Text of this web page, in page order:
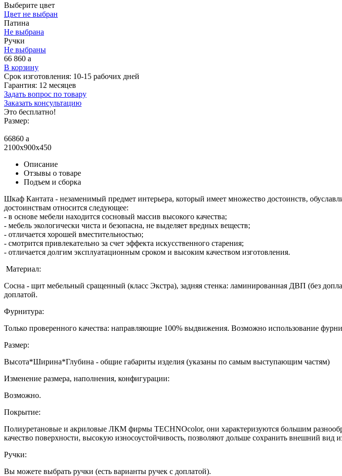
Выберите цвет
Цвет не выбран
Патина
Не выбрана
Ручки
Не выбраны
66 860 a
В корзину
Срок изготовления: 10-15 рабочих дней
Гарантия: 12 месяцев
Задать вопрос по товару
Заказать консультацию
Это бесплатно!
Размер:
66860 a
2100x900x450
Описание
Отзывы о товаре
Подъем и сборка
Шкаф Кантата - незаменимый предмет интерьера, который имеет множество достоинств,
достоинствам относится следующее:
- в основе мебели находится сосновый массив высокого качества;
- мебель экологически чиста и безопасна, не выделяет вредных веществ;
- отличается хорошей вместительностью;
- смотрится привлекательно за счет эффекта искусственного старения;
- отличается долгим эксплуатационным сроком и высоким качеством изготовления.
Материал:
Сосна - щит мебельный сращенный (класс Экстра), задняя стенка: ламинированная ДВП (без
доплатой.
Фурнитура:
Только проверенного качества: направляющие 100% выдвижения. Возможно использование
Размер:
Высота*Ширина*Глубина - общие габариты изделия (указаны по самым выступающим частям)
Изменение размера, наполнения, конфигурации:
Возможно.
Покрытие:
Полиуретановые и акриловые ЛКМ фирмы TECHNOcolor, они характеризуются большим
качество поверхности, высокую износоустойчивость, позволяют дольше сохранить внешний вид
Ручки:
Вы можете выбрать ручки (есть варианты ручек с доплатой).